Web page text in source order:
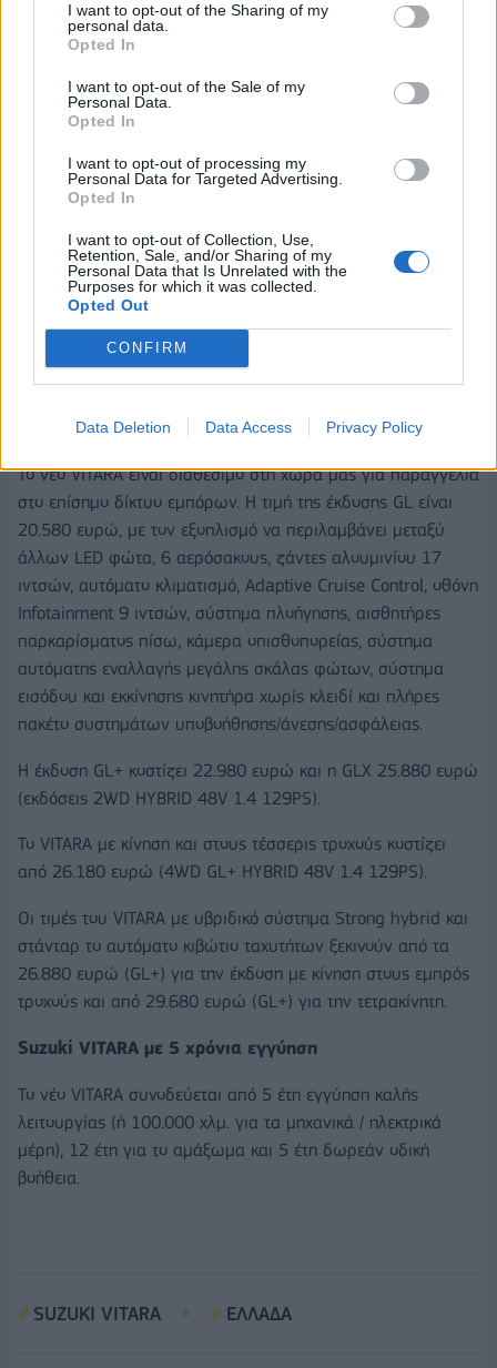
I want to opt-out of the Sharing of my
personal data.
Opted In
I want to opt-out of the Sale of my
Personal Data.
Opted In
I want to opt-out of processing my
Personal Data for Targeted Advertising.
Opted In
I want to opt-out of Collection, Use,
Retention, Sale, and/or Sharing of my
Personal Data that Is Unrelated with the
Purposes for which it was collected.
Opted Out
CONFIRM
Data Deletion Data Access Privacy Policy
Ο κινητήρας 1.4 BOOSTER JET με ήπια υβριδικό σύστημα
48V SHVS είναι επίσης διαθέσιμος για το νέο VITARA. Ο
κινητήρας διαθέτει άμεσο ψεκασμό καυσίμου για
μεγαλύτερη οικονομία και καλύτερη απόδοση ισχύος και
είναι εξοπλισμένος με έναν στροβιλοσυμπιεστή για την
ενίσχυση της ροπής στις χαμηλές στροφές. Το ήπια υβριδικό
σύστημα SHVS χρησιμοποιεί μια ενσωματωμένη γεννήτρια
λιθίου 48V με εξαιρετική απόδοση σε φόρτιση και παροχή
ενέργειας. Εκτός από τη διασφάλιση γρήγορης και αθόρυβης
επανεκκίνησης του κινητήρα, το ISG παρέχει υποβοήθηση με
τον ηλεκτροκινητήρα για επιτάχυνση με οικονομία καυσίμου
και παράγει ηλεκτρική ενέργεια για τη φόρτιση των
μπαταριών κατά την επιβράδυνση.
Νέο Suzuki VITARA: Διαθέσιμο με τιμή από 20.580€
Το νέο VITARA είναι διαθέσιμο στη χώρα μας για παραγγελία
στο επίσημο δίκτυο εμπόρων. Η τιμή της έκδοσης GL είναι
20.580 ευρώ, με τον εξοπλισμό να περιλαμβάνει μεταξύ
άλλων LED φώτα, 6 αερόσακους, ζάντες αλουμινίου 17
ιντσών, αυτόματο κλιματισμό, Adaptive Cruise Control, οθόνη
Infotainment 9 ιντσών, σύστημα πλοήγησης, αισθητήρες
παρκαρίσματος πίσω, κάμερα οπισθοπορείας, σύστημα
αυτόματης εναλλαγής μεγάλης σκάλας φώτων, σύστημα
εισόδου και εκκίνησης κινητήρα χωρίς κλειδί και πλήρες
πακέτο συστημάτων υποβοήθησης/άνεσης/ασφάλειας.
Η έκδοση GL+ κοστίζει 22.980 ευρώ και η GLX 25.880 ευρώ
(εκδόσεις 2WD HYBRID 48V 1.4 129PS).
Το VITARA με κίνηση και στους τέσσερις τροχούς κοστίζει
από 26.180 ευρώ (4WD GL+ HYBRID 48V 1.4 129PS).
Οι τιμές του VITARA με υβριδικό σύστημα Strong hybrid και
στάνταρ το αυτόματο κιβώτιο ταχυτήτων ξεκινούν από τα
26.880 ευρώ (GL+) για την έκδοση με κίνηση στους εμπρός
τροχούς και από 29.680 ευρώ (GL+) για την τετρακίνητη.
Suzuki VITARA με 5 χρόνια εγγύηση
Το νέο VITARA συνοδεύεται από 5 έτη εγγύηση καλής
λειτουργίας (ή 100.000 χλμ. για τα μηχανικά / ηλεκτρικά
μέρη), 12 έτη για το αμάξωμα και 5 έτη δωρεάν οδική
βοήθεια.
SUZUKI VITARA ΕΛΛΑΔΑ